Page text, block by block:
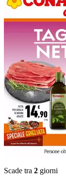
Scade tra 2 giorni